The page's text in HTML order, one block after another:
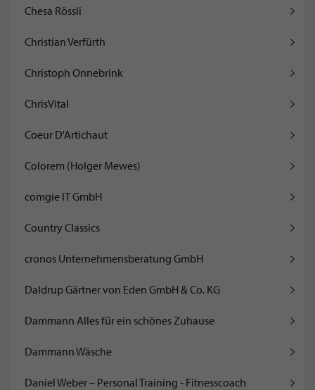
Chesa Rössli
Christian Verfürth
Christoph Onnebrink
ChrisVital
Coeur D'Artichaut
Colorem (Holger Mewes)
comgie IT GmbH
Country Classics
cronos Unternehmensberatung GmbH
Daldrup Gärtner von Eden GmbH & Co. KG
Dammann Alles für ein schönes Zuhause
Dammann Wäsche
Daniel Weber – Personal Training - Fitnesscoach